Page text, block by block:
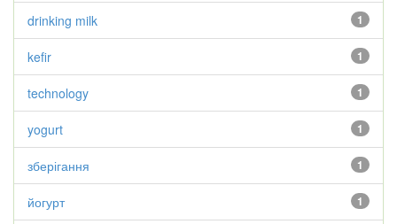
1
drinking milk
1
kefir
1
technology
1
yogurt
1
зберігання
1
йогурт